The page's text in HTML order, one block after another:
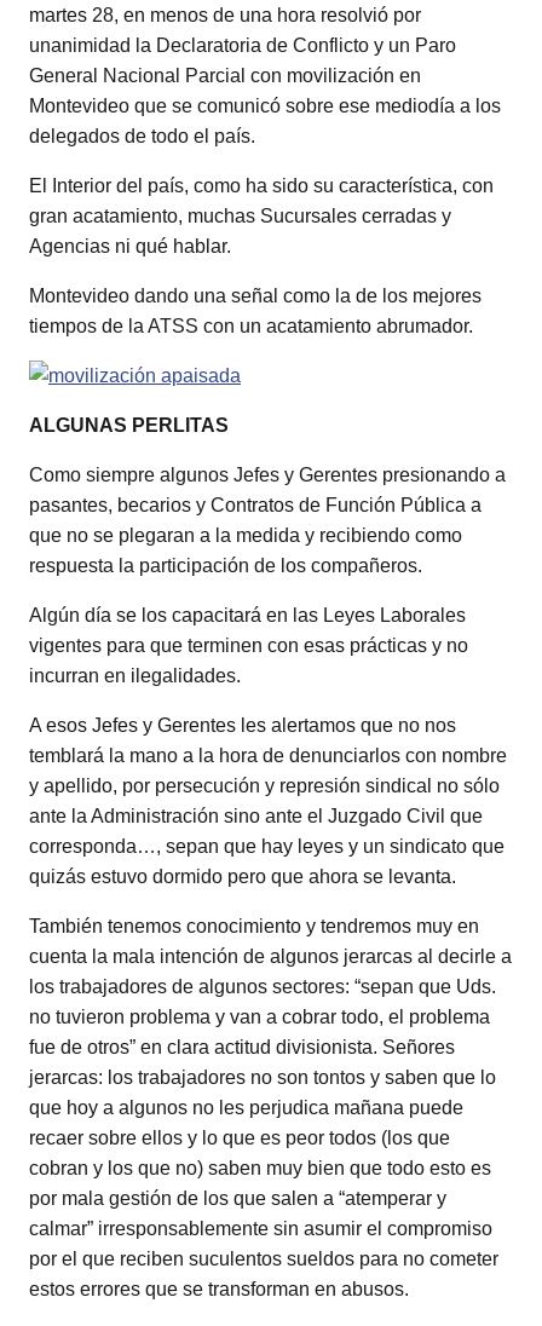
martes 28, en menos de una hora resolvió por
unanimidad la Declaratoria de Conflicto y un Paro
General Nacional Parcial con movilización en
Montevideo que se comunicó sobre ese mediodía a los
delegados de todo el país.
El Interior del país, como ha sido su característica, con
gran acatamiento, muchas Sucursales cerradas y
Agencias ni qué hablar.
Montevideo dando una señal como la de los mejores
tiempos de la ATSS con un acatamiento abrumador.
ALGUNAS PERLITAS
Como siempre algunos Jefes y Gerentes presionando a
pasantes, becarios y Contratos de Función Pública a
que no se plegaran a la medida y recibiendo como
respuesta la participación de los compañeros.
Algún día se los capacitará en las Leyes Laborales
vigentes para que terminen con esas prácticas y no
incurran en ilegalidades.
A esos Jefes y Gerentes les alertamos que no nos
temblará la mano a la hora de denunciarlos con nombre
y apellido, por persecución y represión sindical no sólo
ante la Administración sino ante el Juzgado Civil que
corresponda…, sepan que hay leyes y un sindicato que
quizás estuvo dormido pero que ahora se levanta.
También tenemos conocimiento y tendremos muy en
cuenta la mala intención de algunos jerarcas al decirle a
los trabajadores de algunos sectores: “sepan que Uds.
no tuvieron problema y van a cobrar todo, el problema
fue de otros” en clara actitud divisionista. Señores
jerarcas: los trabajadores no son tontos y saben que lo
que hoy a algunos no les perjudica mañana puede
recaer sobre ellos y lo que es peor todos (los que
cobran y los que no) saben muy bien que todo esto es
por mala gestión de los que salen a “atemperar y
calmar” irresponsablemente sin asumir el compromiso
por el que reciben suculentos sueldos para no cometer
estos errores que se transforman en abusos.